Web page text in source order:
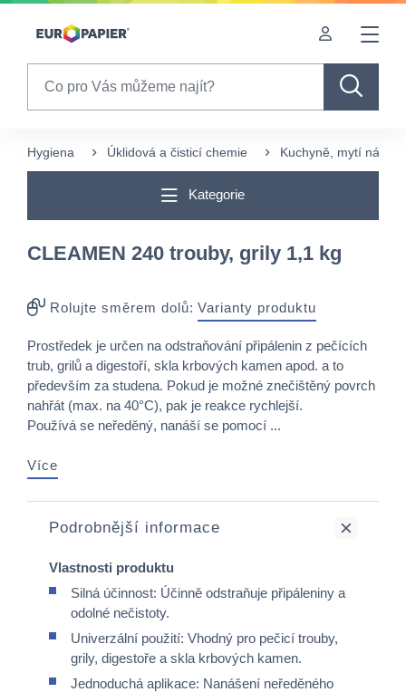
Table Of Content
Pro Vás zajímavé produkty
Hygiena Úklidová a čisticí chemie Kuchyně, mytí nádobí
Kategorie
CLEAMEN 240 trouby, grily 1,1 kg
Rolujte směrem dolů: Varianty produktu
Prostředek je určen na odstraňování připálenin z pečících
trub, grilů a digestoří, skla krbových kamen apod. a to
především za studena. Pokud je možné znečištěný povrch
nahřát (max. na 40°C), pak je reakce rychlejší.
Používá se neředěný, nanáší se pomocí ...
Více
Podrobnější informace
Vlastnosti produktu
Silná účinnost: Účinně odstraňuje připáleniny a
odolné nečistoty.​
Univerzální použití: Vhodný pro pečicí trouby,
grily, digestoře a skla krbových kamen.
Jednoduchá aplikace: Nanášení neředěného